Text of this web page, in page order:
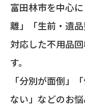
富田林市を中心
離」「生前・遺
対応した不用品
す。
「分別が面倒」
ない」などのお